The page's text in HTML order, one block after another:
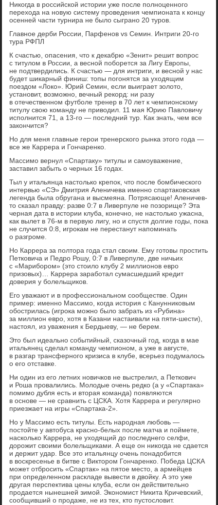
Никогда в российской истории уже после полноценного
перехода на новую систему проведения чемпионата к концу
осенней части турнира не было сыграно 20 туров.
Главное дерби России, Парфенов vs Семин. Интриги 20-го
тура РФПЛ
К счастью, опасения, что к декабрю «Зенит» решит вопрос
с титулом в России, а весной поборется за Лигу Европы,
не подтвердились. К счастью — для интриги, и весной у нас
будет шикарный финиш: топы погонятся за уходящим
поездом «Локо». Юрий Семин, если выиграет золото,
установит, возможно, вечный рекорд: ни разу
в отечественном футболе тренер в 70 лет к чемпионскому
титулу свою команду не приводил. 11 мая Юрию Павловичу
исполнится 71, а 13-го — последний тур. Как знать, чем все
закончится?
Но для меня главные герои тренерского рынка этого года —
все же Каррера и Гончаренко.
Массимо вернул «Спартаку» титулы и самоуважение,
заставил забыть о черных 16 годах.
Тыл у итальянца настолько крепок, что после бомбического
интервью «СЭ» Дмитрия Аленичева именно спартаковская
легенда была обругана и высмеяна. Потрясающе! Аленичев-
то сказал правду: разве 0:7 в Ливерпуле не позорище? Эта
черная дата в истории клуба, конечно, не настолько ужасна,
как вылет в 76-м в первую лигу, но и спустя долгие годы, пока
не случится 0:8, игрокам не перестанут напоминать
о разгроме.
Но Каррера за полтора года стал своим. Ему готовы простить
Петковича и Педро Рошу, 0:7 в Ливерпуле, две ничьих
с «Марибором» (это стоило клубу 2 миллионов евро
призовых)… Каррера заработал сумасшедший кредит
доверия у болельщиков.
Его уважают и в профессиональном сообществе. Один
пример: именно Массимо, когда история с Канунниковым
обострилась (игрока можно было забрать из «Рубина»
за миллион евро, хотя в Казани настаивали на пяти-шести),
настоял, из уважения к Бердыеву, — не берем.
Это был идеально событийный, сказочный год, когда в мае
итальянец сделал команду чемпионом, а уже в августе,
в разгар трансферного кризиса в клубе, всерьез подумалось
о его отставке.
Ни один из его летних новичков не выстрелил, а Петкович
и Роша провалились. Молодые очень редко (а у «Спартака»
помимо дубля есть и вторая команда) появляются
в основе — не сравнить с ЦСКА. Хотя Каррера и регулярно
приезжает на игры «Спартака-2».
Но у Массимо есть титулы. Есть народная любовь —
постойте у автобуса красно-белых после матча и поймете,
насколько Каррера, не уходящий до последнего селфи,
дорожит своими болельщиками. А еще он никогда не сдается
и держит удар. Все это итальянцу очень понадобится
в воскресенье в битве с Виктором Гончаренко. Победа ЦСКА
может отбросить «Спартак» на пятое место, а армейцев
при определенном раскладе вывести в двойку. А это уже
другая перспектива цены клуба, если он действительно
продается нынешней зимой. Экономист Никита Кричевский,
сообщивший о продаже, не из тех, кто пустословит.